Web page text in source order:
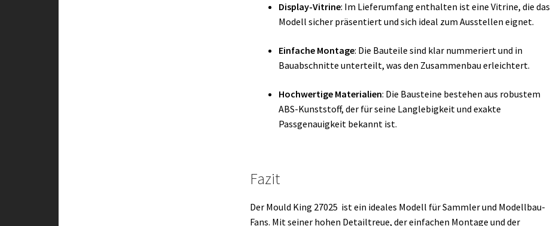
Display-Vitrine: Im Lieferumfang enthalten ist eine Vitrine, die das
Modell sicher präsentiert und sich ideal zum Ausstellen eignet.
Einfache Montage: Die Bauteile sind klar nummeriert und in
Bauabschnitte unterteilt, was den Zusammenbau erleichtert.
Hochwertige Materialien: Die Bausteine bestehen aus robustem
ABS-Kunststoff, der für seine Langlebigkeit und exakte
Passgenauigkeit bekannt ist.
Fazit
Der Mould King 27025 ist ein ideales Modell für Sammler und Modellbau-
Fans. Mit seiner hohen Detailtreue, der einfachen Montage und der